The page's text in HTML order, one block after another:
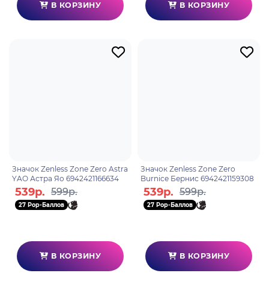
В КОРЗИНУ В КОРЗИНУ
Значок Zenless Zone Zero Astra
YAO Астра Яо 6942421166634
539р. 599р.
27 Pop-Баллов
В КОРЗИНУ
Значок Zenless Zone Zero
Burnice Бернис 6942421159308
539р. 599р.
27 Pop-Баллов
В КОРЗИНУ